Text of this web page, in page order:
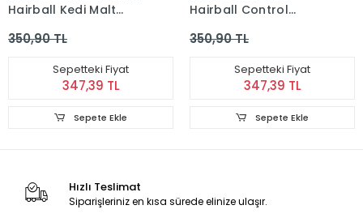
Hairball Kedi Malt
350,90 TL
Sepetteki Fiyat
347,39 TL
Sepete Ekle
Hairball Control
Gastointestinal Kedi
350,90 TL
Sepetteki Fiyat
347,39 TL
Sepete Ekle
Hızlı Teslimat
Siparişleriniz en kısa sürede elinize ulaşır.